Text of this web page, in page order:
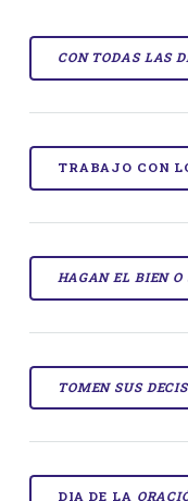
CON TODAS LAS
TRABAJO CON
HAGAN EL BIEN
TOMEN SUS
DIA DE LA